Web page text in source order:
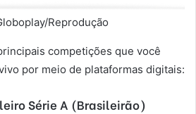
Reprodução
competições que você
por meio de plataformas digitais:
Série A (Brasileirão)